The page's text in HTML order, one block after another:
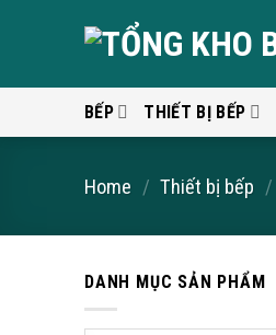
BẾP THIẾT BỊ BẾP
Home / Thiết bị bếp /
DANH MỤC SẢN PHẨM